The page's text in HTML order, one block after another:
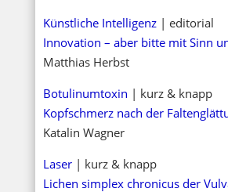
Künstliche Intelligenz| editorial
Innovation – aber bitte mit Sinn
Matthias Herbst
Botulinumtoxin | kurz & knapp
Kopfschmerz nach der
Katalin Wagner
Laser| kurz & knapp
Lichen simplex chronicus der